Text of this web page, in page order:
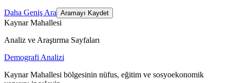
Daha Geniş Ara Aramayı Kaydet
Kaynar Mahallesi
Analiz ve Araştırma Sayfaları
Demografi Analizi
Kaynar Mahallesi bölgesinin nüfus, eğitim ve sosyoekonomik